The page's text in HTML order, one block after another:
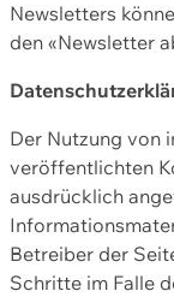
Newsletters
den «Newsletter
Der Nutzung von
veröffentlichten
ausdrücklich
Betreiber der
Schritte im Falle